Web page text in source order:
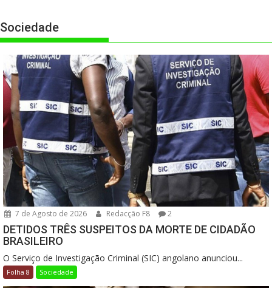
Sociedade
7 de Agosto de 2026 Redacção F8 2
DETIDOS TRÊS SUSPEITOS DA MORTE DE CIDADÃO
BRASILEIRO
O Serviço de Investigação Criminal (SIC) angolano anunciou...
Folha 8 Sociedade